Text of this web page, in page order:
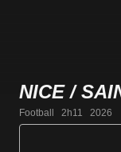
NICE /
Football   2h11   2026